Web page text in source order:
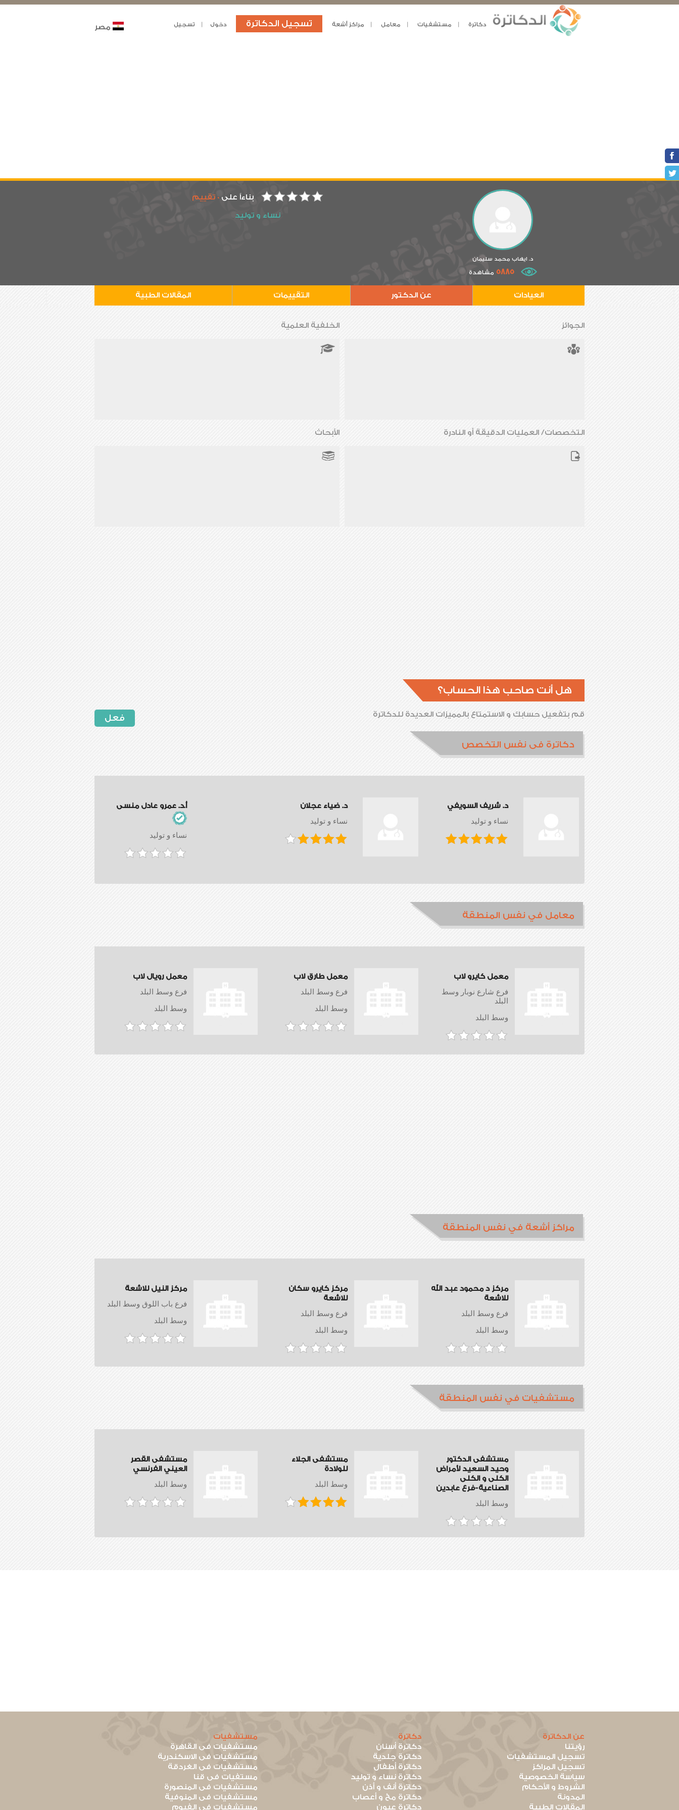
دكاترة مستشفيات معامل مراكز أشعة تسجيل الدكاترة دخول تسجيل مصر
د. ايهاب محمد سليمان
5885 مشاهدة
بناءاً على0 تقييم
نساء و توليد
العيادات عن الدكتور التقييمات المقالات الطبية
الجوائز
التخصصات/ العمليات الدقيقة أو النادرة
الخلفية العلمية
الأبحاث
هل أنت صاحب هذا الحساب؟
فعل قم بتفعيل حسابك و الاستمتاع بالمميزات العديدة للدكاترة
دكاترة فى نفس التخصص
أ.د. عمرو عادل منسى
نساء و توليد
د. ضياء عجلان
نساء و توليد
د. شريف السويفي
نساء و توليد
معامل في نفس المنطقة
معمل رويال لاب
فرع وسط البلد
وسط البلد
معمل طارق لاب
فرع وسط البلد
وسط البلد
معمل كايرو لاب
فرع شارع نوبار وسط
البلد
وسط البلد
مراكز أشعة في نفس المنطقة
مركز النيل للاشعة
فرع باب اللوق وسط البلد
وسط البلد
مركز كايرو سكان
للاشعة
فرع وسط البلد
وسط البلد
مركز د محمود عبد الله
للاشعة
فرع وسط البلد
وسط البلد
مستشفيات في نفس المنطقة
مستشفى القصر
العيني الفرنسي
وسط البلد
مستشفى الجلاء
للولادة
وسط البلد
مستشفى الدكتور
وحيد السعيد لأمراض
الكلى و الكلى
الصناعية-فرع عابدين
وسط البلد
عن الدكاترة
رؤيتنا
تسجيل المستشفيات
تسجيل المراكز
سياسة الخصوصية
الشروط و الأحكام
المدونة
المقالات الطبية
دكاترة
دكاترة أسنان
دكاترة جلدية
دكاترة أطفال
دكاترة نساء و توليد
دكاترة أنف و أذن
دكاترة مخ و أعصاب
دكاترة عيون
مستشفيات
مستشفيات فى القاهرة
مستشفيات فى الاسكندرية
مستشفيات فى الغردقة
مستفيات فى قنا
مستشفيات فى المنصورة
مستشفيات فى المنوفية
مستشفيات فى الفيوم